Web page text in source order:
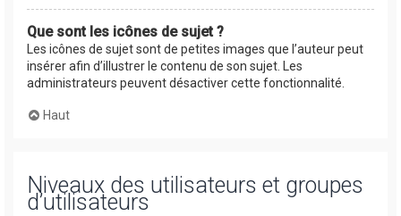
Que sont les icônes de sujet ?
Les icônes de sujet sont de petites images que l’auteur peut
insérer afin d’illustrer le contenu de son sujet. Les
administrateurs peuvent désactiver cette fonctionnalité.
Haut
Niveaux des utilisateurs et groupes
d’utilisateurs